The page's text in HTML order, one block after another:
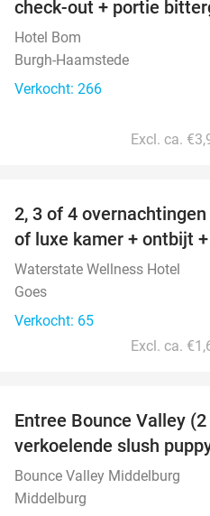
check-out + portie
Hotel Bom
Burgh-Haamstede
Verkocht: 266
Excl. ca.
2, 3 of 4
of luxe kamer + ontbijt
Waterstate Wellness Hotel
Goes
Verkocht: 65
Excl. ca.
Entree Bounce Valley
verkoelende slush
Bounce Valley Middelburg
Middelburg